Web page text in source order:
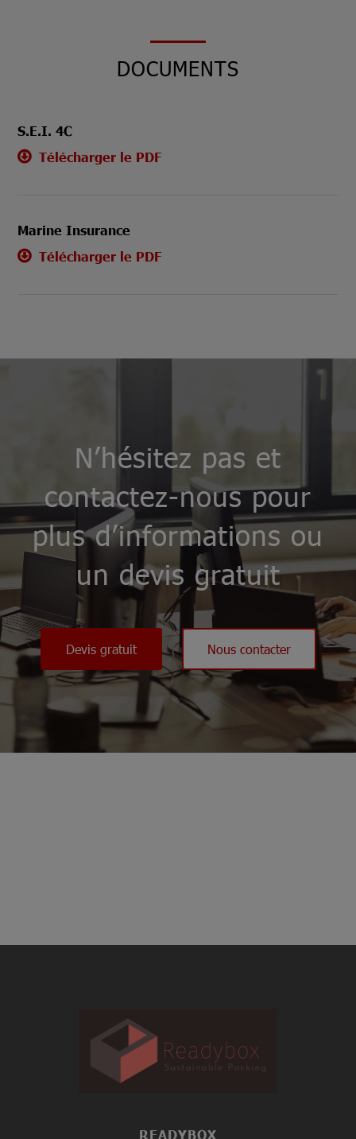
DOCUMENTS
S.E.I. 4C
Télécharger le PDF
Marine Insurance
Télécharger le PDF
N’hésitez pas et
contactez-nous pour
plus d’informations ou
un devis gratuit
Devis gratuit Nous contacter
READYBOX